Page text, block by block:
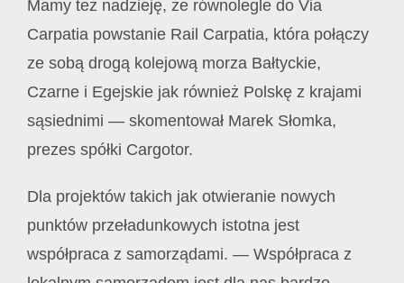
Mamy też nadzieję, że równolegle do Via
Carpatia powstanie Rail Carpatia, która połączy
ze sobą drogą kolejową morza Bałtyckie,
Czarne i Egejskie jak również Polskę z krajami
sąsiednimi — skomentował Marek Słomka,
prezes spółki Cargotor.
Dla projektów takich jak otwieranie nowych
punktów przeładunkowych istotna jest
współpraca z samorządami. — Współpraca z